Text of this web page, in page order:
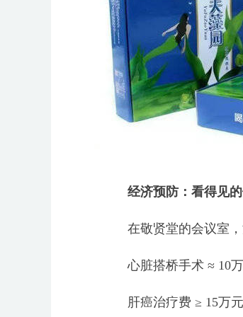
经济预防：看得见的
在敬贤堂的会议室，
心脏搭桥手术 ≈ 10
肝癌治疗费 ≥ 15万元